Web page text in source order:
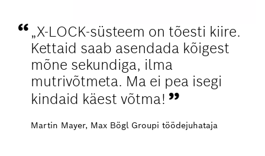
„X-LOCK-süsteem on tõesti kiire.
Kettaid saab asendada kõigest
mõne sekundiga, ilma
mutrivõtmeta. Ma ei pea isegi
kindaid käest võtma!
Martin Mayer, Max Bögl Groupi töödejuhataja